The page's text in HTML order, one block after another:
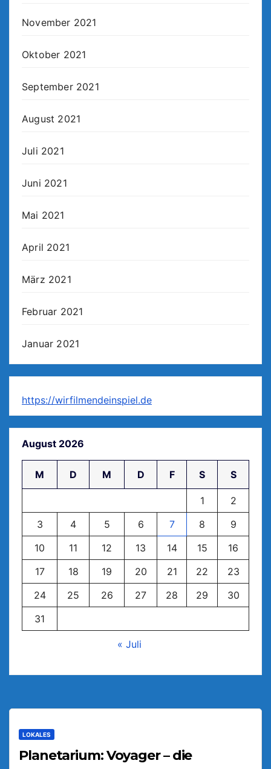
November 2021
Oktober 2021
September 2021
August 2021
Juli 2021
Juni 2021
Mai 2021
April 2021
März 2021
Februar 2021
Januar 2021
https://wirfilmendeinspiel.de
August 2026
M D M D F S S
1
2
3
4 5 6 7 8
9
10
11 12 13 14 15
16
17
18 19 20 21 22
23
24
25 26 27 28 29
30
31
« Juli
LOKALES
Planetarium: Voyager – die